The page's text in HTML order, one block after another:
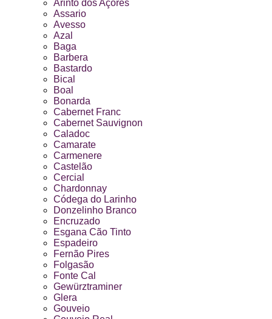
Arinto dos Açores
Assario
Avesso
Azal
Baga
Barbera
Bastardo
Bical
Boal
Bonarda
Cabernet Franc
Cabernet Sauvignon
Caladoc
Camarate
Carmenere
Castelão
Cercial
Chardonnay
Códega do Larinho
Donzelinho Branco
Encruzado
Esgana Cão Tinto
Espadeiro
Fernão Pires
Folgasão
Fonte Cal
Gewürztraminer
Glera
Gouveio